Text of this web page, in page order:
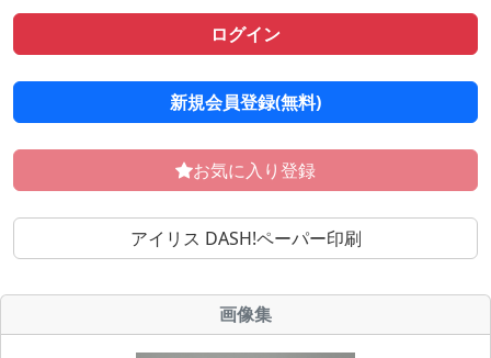
ログイン
新規会員登録(無料)
お気に入り登録
アイリス DASH!ペーパー印刷
画像集